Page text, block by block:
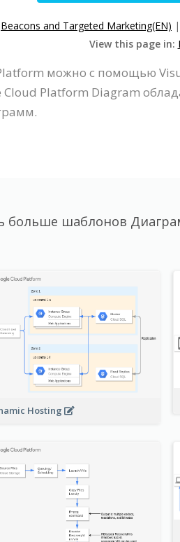
Beacons and Targeted Marketing(EN) |
View this page in:
можно с помощью
Cloud Platform Diagram
больше шаблонов
Hosting